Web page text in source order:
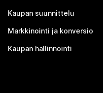
Kaupan suunnittelu
Markkinointi ja konversio
Kaupan hallinnointi